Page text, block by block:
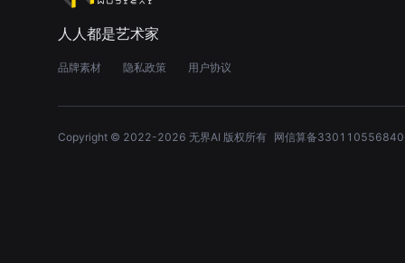
人人都是艺术家
品牌素材 隐私政策 用户协议
Copyright © 2022-2026 无界AI 版权所有 网信算备